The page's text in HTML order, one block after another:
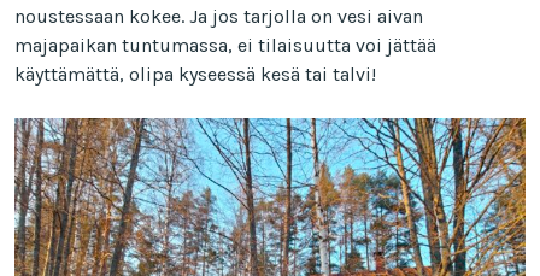
noustessaan kokee. Ja jos tarjolla on vesi aivan
majapaikan tuntumassa, ei tilaisuutta voi jättää
käyttämättä, olipa kyseessä kesä tai talvi!